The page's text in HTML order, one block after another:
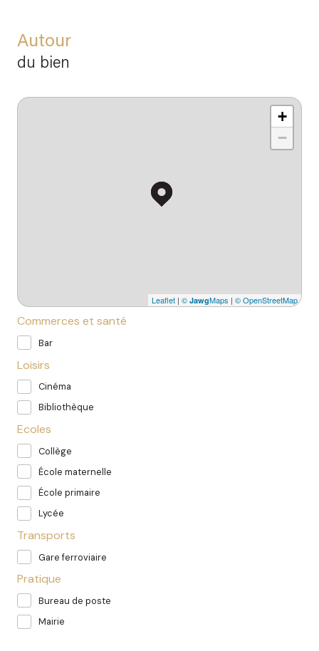
Autour
du bien
+
−
Leaflet | © JawgMaps | © OpenStreetMap
Commerces et santé
Bar
Loisirs
Cinéma
Bibliothèque
Ecoles
Collège
École maternelle
École primaire
Lycée
Transports
Gare ferroviaire
Pratique
Bureau de poste
Mairie